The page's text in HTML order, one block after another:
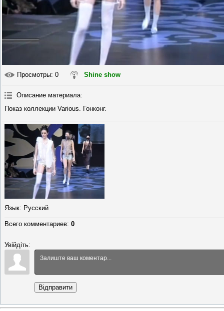
Просмотры: 0 Shine show
Описание материала:
Показ коллекции Various. Гонконг.
Язык: Русский
Всего комментариев: 0
Увійдіть:
Відправити